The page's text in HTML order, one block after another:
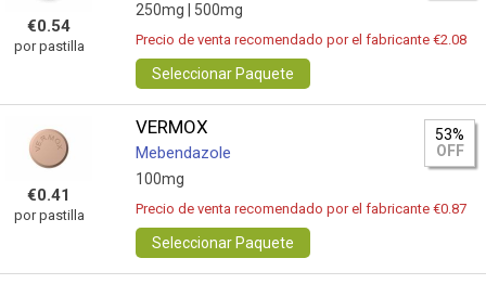
€0.54
por pastilla
250mg | 500mg
Precio de venta recomendado por el fabricante €2.08
Seleccionar Paquete
€0.41
por pastilla
VERMOX
Mebendazole
100mg
53%
OFF
Precio de venta recomendado por el fabricante €0.87
Seleccionar Paquete